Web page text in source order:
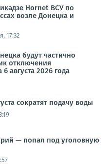
Hornet ВСУ по
возле Донецка и
17:32
будут частично
отключения
августа 2026 года
сократят подачу воды
— попал под уголовную